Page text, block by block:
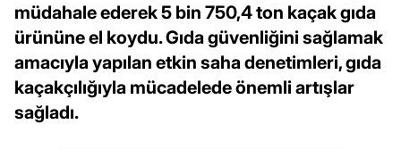
müdahale ederek 5 bin 750,4 ton kaçak gıda
ürününe el koydu. Gıda güvenliğini sağlamak
amacıyla yapılan etkin saha denetimleri, gıda
kaçakçılığıyla mücadelede önemli artışlar
sağladı.